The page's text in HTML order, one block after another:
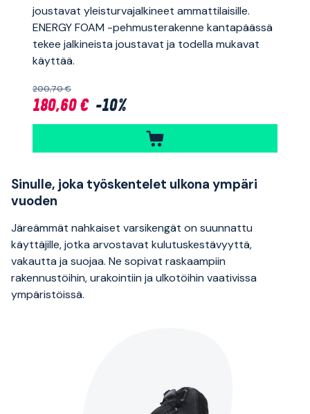
joustavat yleisturvajalkineet ammattilaisille.
ENERGY FOAM -pehmusterakenne kantapäässä
tekee jalkineista joustavat ja todella mukavat
käyttää.
200,70 €
180,60 € -10%
Sinulle, joka työskentelet ulkona ympäri
vuoden
Järeämmät nahkaiset varsikengät on suunnattu
käyttäjille, jotka arvostavat kulutuskestävyyttä,
vakautta ja suojaa. Ne sopivat raskaampiin
rakennustöihin, urakointiin ja ulkotöihin vaativissa
ympäristöissä.